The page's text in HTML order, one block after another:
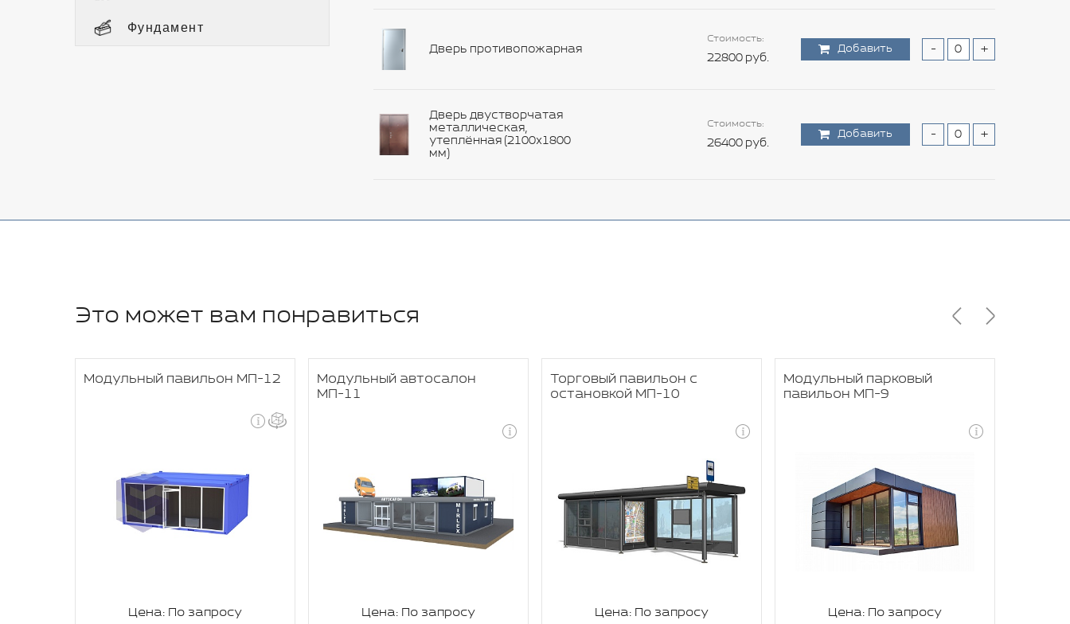
Фундамент
Дверь противопожарная
Стоимость:
22800 руб.
Добавить - +
Дверь двустворчатая
металлическая,
утеплённая (2100х1800
мм)
Стоимость:
26400 руб.
Добавить - +
Это может вам понравиться
Модульный павильон МП-12
Цена: По запросу
Модульный автосалон
МП-11
Цена: По запросу
Торговый павильон с
остановкой МП-10
Цена: По запросу
Модульный парковый
павильон МП-9
Цена: По запросу